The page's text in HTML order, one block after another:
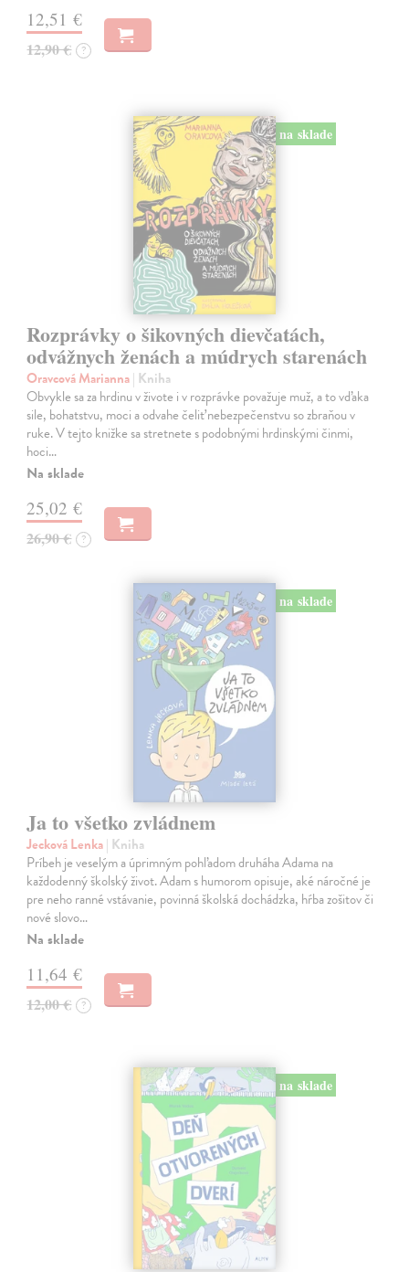
12,51 €
12,90 € ?
na sklade
Rozprávky o šikovných dievčatách,
odvážnych ženách a múdrych starenách
Oravcová Marianna| Kniha
Obvykle sa za hrdinu v živote i v rozprávke považuje muž, a to vďaka
sile, bohatstvu, moci a odvahe čeliť nebezpečenstvu so zbraňou v
ruke. V tejto knižke sa stretnete s podobnými hrdinskými činmi,
hoci…
Na sklade
25,02 €
26,90 € ?
na sklade
Ja to všetko zvládnem
Jecková Lenka| Kniha
Príbeh je veselým a úprimným pohľadom druháha Adama na
každodenný školský život. Adam s humorom opisuje, aké náročné je
pre neho ranné vstávanie, povinná školská dochádzka, hŕba zošitov či
nové slovo…
Na sklade
11,64 €
12,00 € ?
na sklade